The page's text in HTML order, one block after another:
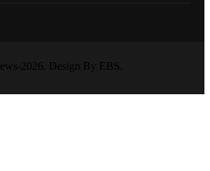
2026. Design By EBS.